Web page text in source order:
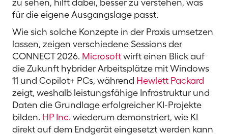
zu sehen, hilft dabei, besser zu verstehen, was
für die eigene Ausgangslage passt.
Wie sich solche Konzepte in der Praxis umsetzen
lassen, zeigen verschiedene Sessions der
CONNECT 2026. Microsoftwirft einen Blick auf
die Zukunft hybrider Arbeitsplätze mit Windows
11 und Copilot+ PCs, während Hewlett Packard
zeigt, weshalb leistungsfähige Infrastruktur und
Daten die Grundlage erfolgreicher KI-Projekte
bilden. HP Inc. wiederum demonstriert, wie KI
direkt auf dem Endgerät eingesetzt werden kann